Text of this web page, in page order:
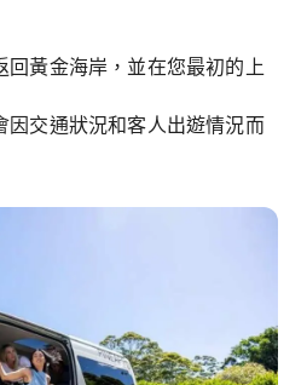
回黃金海岸，並在您最初的上
因交通狀況和客人出遊情況而